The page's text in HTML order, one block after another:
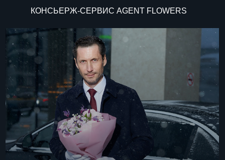
ДОСТАВКА СОТРУДНИКОМ
В КОСТЮМЕ И БЕЛЫХ ПЕРЧАТКАХ